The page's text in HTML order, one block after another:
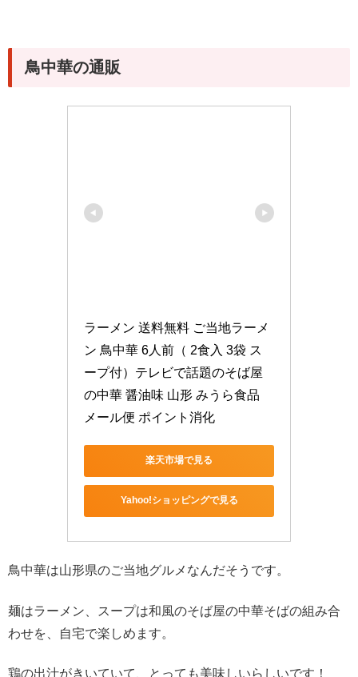
鳥中華の通販
ラーメン 送料無料 ご当地ラーメ
ン 鳥中華 6人前（ 2食入 3袋 ス
ープ付）テレビで話題のそば屋
の中華 醤油味 山形 みうら食品
メール便 ポイント消化
楽天市場で見る
Yahoo!ショッピングで見る
鳥中華は山形県のご当地グルメなんだそうです。
麺はラーメン、スープは和風のそば屋の中華そばの組み合
わせを、自宅で楽しめます。
鶏の出汁がきいていて、とっても美味しいらしいです！